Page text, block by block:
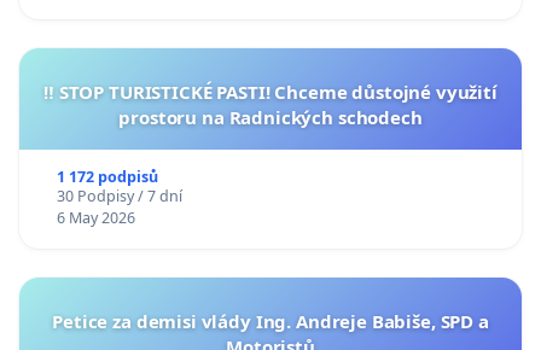
‼️ STOP TURISTICKÉ PASTI! Chceme důstojné využití
prostoru na Radnických schodech
1 172 podpisů
30 Podpisy / 7 dní
6 May 2026
Petice za demisi vlády Ing. Andreje Babiše, SPD a